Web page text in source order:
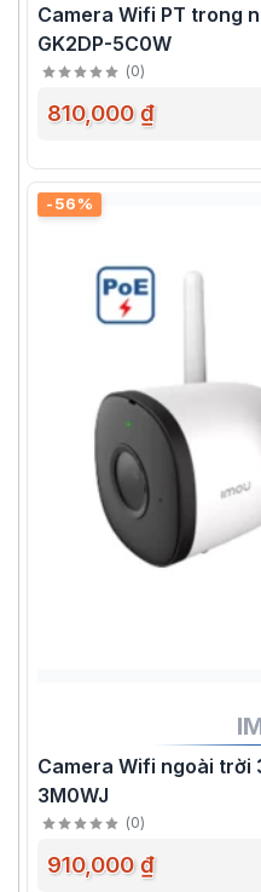
Camera Wifi PT trong
GK2DP-5C0W
(0)
810,000 ₫
-56%
Camera Wifi ngoài trời
3M0WJ
(0)
910,000 ₫